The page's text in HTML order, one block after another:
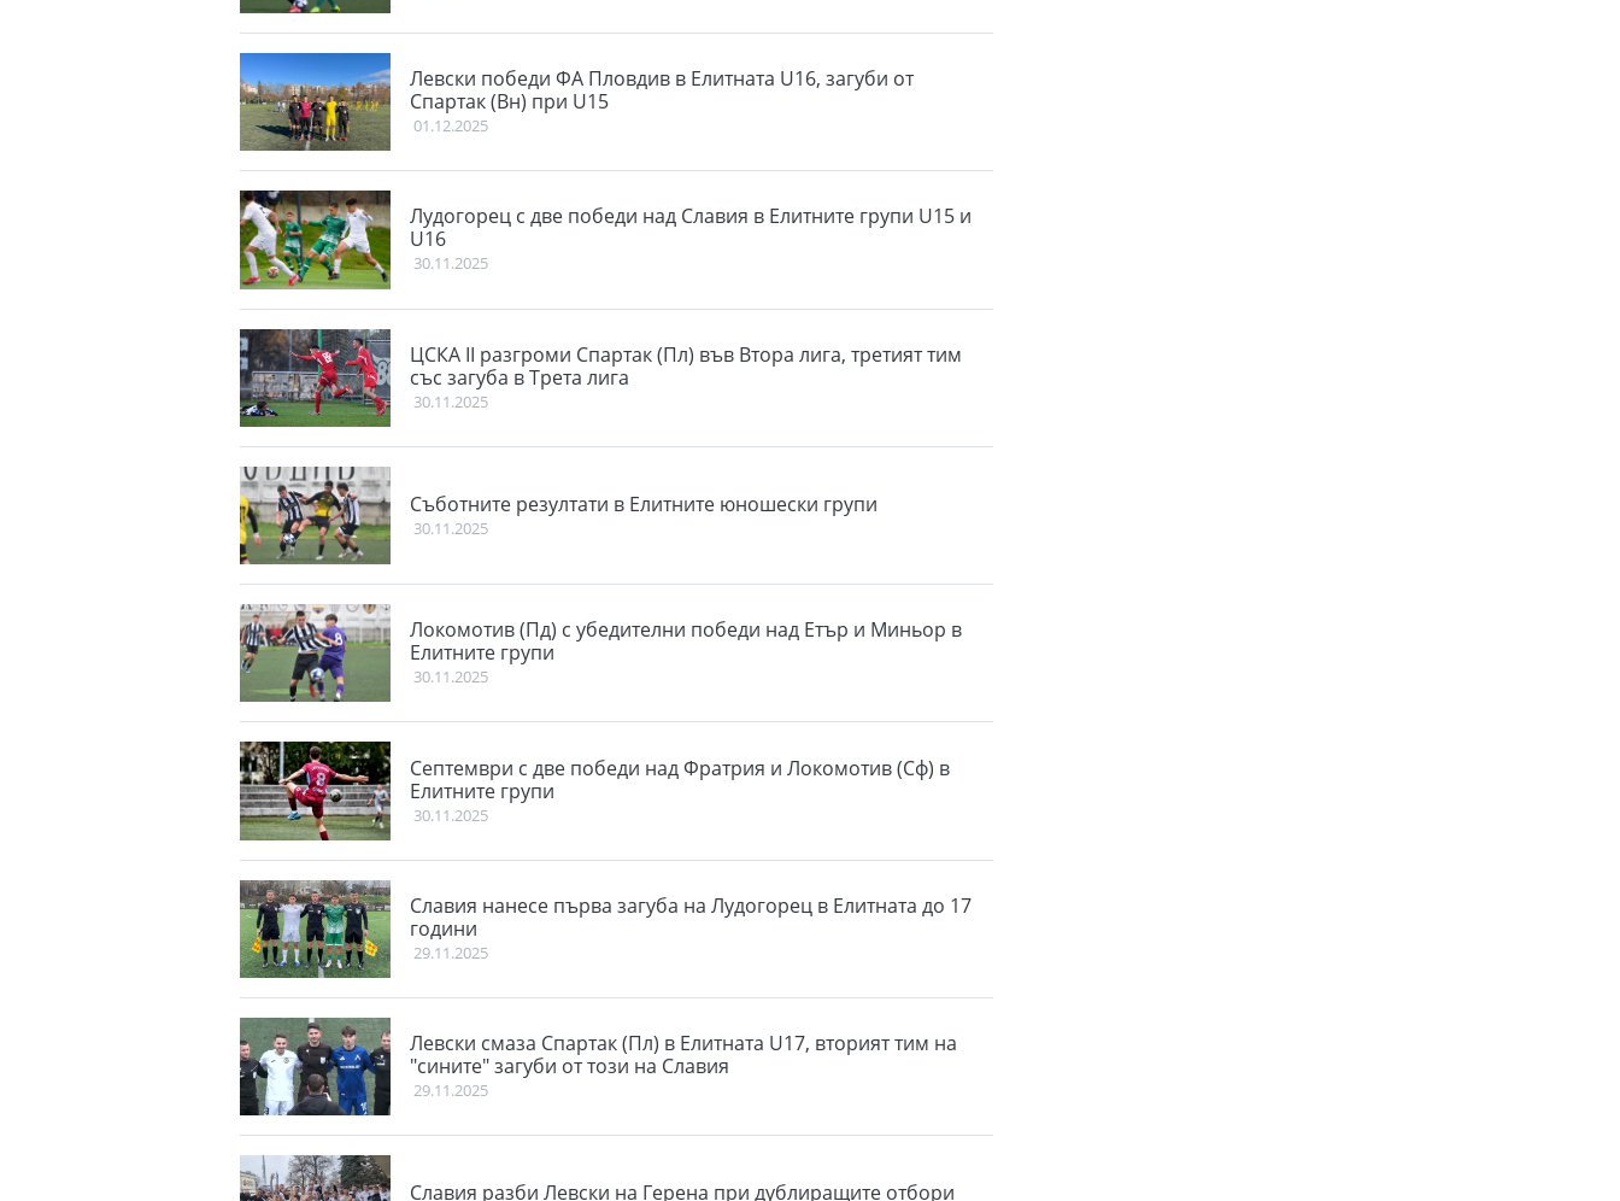
Левски победи ФА Пловдив в Елитната U16, загуби от
Спартак (Вн) при U15
01.12.2025
Лудогорец с две победи над Славия в Елитните групи U15 и
U16
30.11.2025
ЦСКА II разгроми Спартак (Пл) във Втора лига, третият тим
със загуба в Трета лига
30.11.2025
Съботните резултати в Елитните юношески групи
30.11.2025
Локомотив (Пд) с убедителни победи над Етър и Миньор в
Елитните групи
30.11.2025
Септември с две победи над Фратрия и Локомотив (Сф) в
Елитните групи
30.11.2025
Славия нанесе първа загуба на Лудогорец в Елитната до 17
години
29.11.2025
Левски смаза Спартак (Пл) в Елитната U17, вторият тим на
"сините" загуби от този на Славия
29.11.2025
Славия разби Левски на Герена при дублиращите отбори